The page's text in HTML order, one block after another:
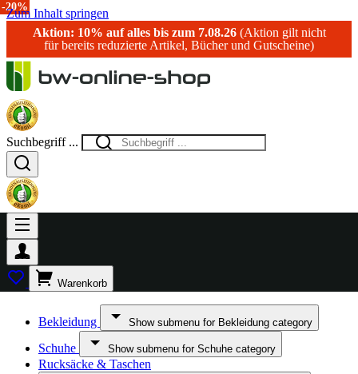
Zum Inhalt springen
Aktion: 10% auf alles bis zum 7.08.26(Aktion gilt nicht
für bereits reduzierte Artikel, Bücher und Gutscheine)
Suchbegriff ...
Warenkorb
Bekleidung Show submenu for Bekleidung category
Schuhe Show submenu for Schuhe category
Rucksäcke & Taschen
-11%
-10%
-14%
-20%
-17%
-20%
-11%
-10%
-14%
-20%
-17%
-20%